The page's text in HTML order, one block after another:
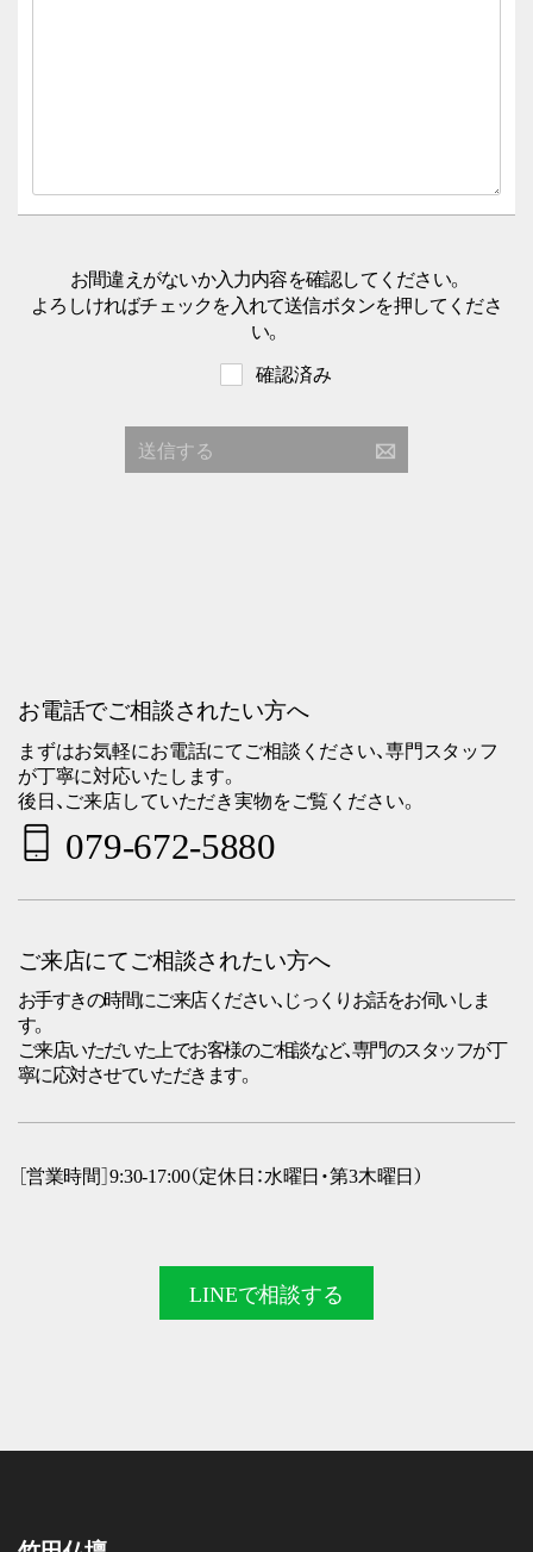
お間違えがないか入力内容を確認してください。
よろしければチェックを入れて送信ボタンを押してくださ
い。
確認済み
お電話でご相談されたい方へ
まずはお気軽にお電話にてご相談ください、専門スタッフ
が丁寧に対応いたします。
後日、ご来店していただき実物をご覧ください。
079-672-5880
ご来店にてご相談されたい方へ
お手すきの時間にご来店ください、じっくりお話をお伺いしま
す。
ご来店いただいた上でお客様のご相談など、専門のスタッフが丁
寧に応対させていただきます。
［営業時間］9:30-17:00（定休日：水曜日・第3木曜日）
LINEで相談する